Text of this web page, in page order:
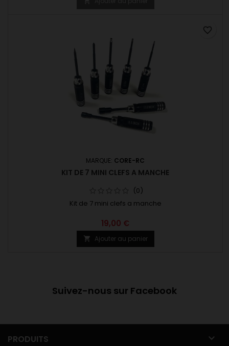
MARQUE: CORE-RC
KIT DE 7 MINI CLEFS A MANCHE
(0)
Kit de 7 mini clefs a manche
19,00 €
 Ajouter au panier
favorite_border
Suivez-nous sur Facebook
PRODUITS 